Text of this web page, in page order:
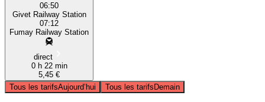
06:50
Givet Railway Station
07:12
Fumay Railway Station
direct
0 h 22 min
5,45 €
Tous les tarifsAujourd’hui Tous les tarifsDemain